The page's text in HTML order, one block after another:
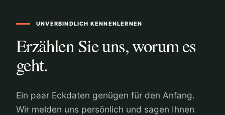
UNVERBINDLICH KENNENLERNEN
Erzählen Sie uns, worum es
geht.
Ein paar Eckdaten genügen für den Anfang.
Wir melden uns persönlich und sagen Ihnen